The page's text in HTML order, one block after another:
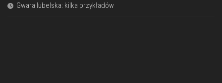
Gwara lubelska: kilka przykładów